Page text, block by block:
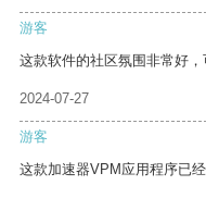
游客
这款软件的社区氛围非常好，
2024-07-27
游客
这款加速器VPM应用程序已